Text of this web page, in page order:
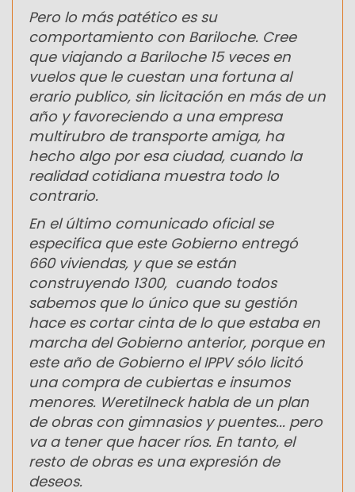
Pero lo más patético es su
comportamiento con Bariloche. Cree
que viajando a Bariloche 15 veces en
vuelos que le cuestan una fortuna al
erario publico, sin licitación en más de un
año y favoreciendo a una empresa
multirubro de transporte amiga, ha
hecho algo por esa ciudad, cuando la
realidad cotidiana muestra todo lo
contrario.
En el último comunicado oficial se
especifica que este Gobierno entregó
660 viviendas, y que se están
construyendo 1300, cuando todos
sabemos que lo único que su gestión
hace es cortar cinta de lo que estaba en
marcha del Gobierno anterior, porque en
este año de Gobierno el IPPV sólo licitó
una compra de cubiertas e insumos
menores. Weretilneck habla de un plan
de obras con gimnasios y puentes... pero
va a tener que hacer ríos. En tanto, el
resto de obras es una expresión de
deseos.